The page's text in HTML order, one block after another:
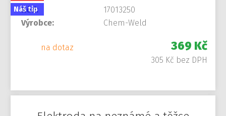
Náš tip
Kód:
17013250
Výrobce:
Chem-Weld
na dotaz 369 Kč
305 Kč bez DPH